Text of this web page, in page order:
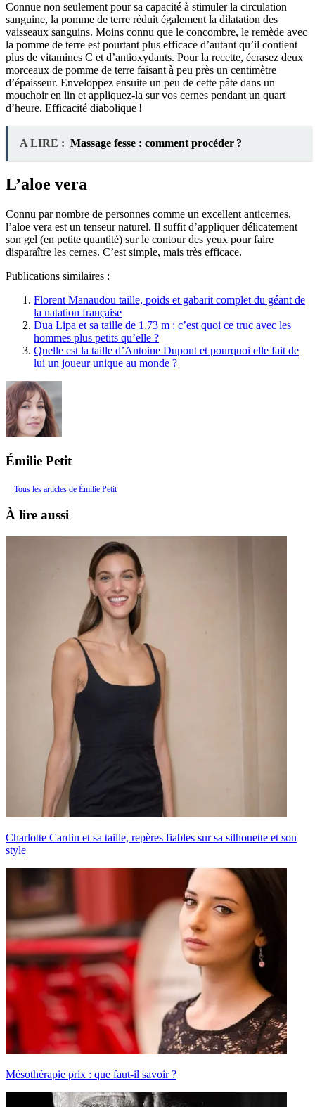
Connue non seulement pour sa capacité à stimuler la circulation
sanguine, la pomme de terre réduit également la dilatation des
vaisseaux sanguins. Moins connu que le concombre, le remède avec
la pomme de terre est pourtant plus efficace d’autant qu’il contient
plus de vitamines C et d’antioxydants. Pour la recette, écrasez deux
morceaux de pomme de terre faisant à peu près un centimètre
d’épaisseur. Enveloppez ensuite un peu de cette pâte dans un
mouchoir en lin et appliquez-la sur vos cernes pendant un quart
d’heure. Efficacité diabolique !
A LIRE : Massage fesse : comment procéder ?
L’aloe vera
Connu par nombre de personnes comme un excellent anticernes,
l’aloe vera est un tenseur naturel. Il suffit d’appliquer délicatement
son gel (en petite quantité) sur le contour des yeux pour faire
disparaître les cernes. C’est simple, mais très efficace.
Publications similaires :
Florent Manaudou taille, poids et gabarit complet du géant de
la natation française
Dua Lipa et sa taille de 1,73 m : c’est quoi ce truc avec les
hommes plus petits qu’elle ?
Quelle est la taille d’Antoine Dupont et pourquoi elle fait de
lui un joueur unique au monde ?
Émilie Petit
Tous les articles de Émilie Petit
À lire aussi
Charlotte Cardin et sa taille, repères fiables sur sa silhouette et son
style
Mésothérapie prix : que faut-il savoir ?